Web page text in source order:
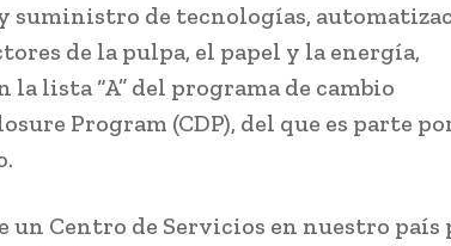
suministro de tecnologías,
de la pulpa, el papel y la energía,
la lista “A” del programa de cambio
Program (CDP), del que es parte
un Centro de Servicios en nuestro país